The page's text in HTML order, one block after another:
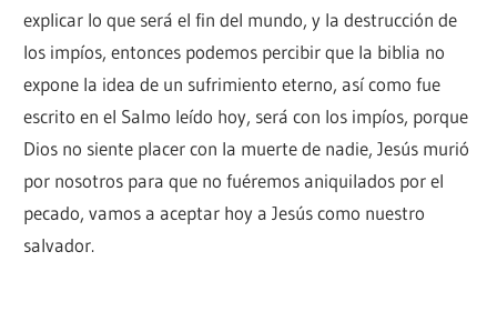
explicar lo que será el fin del mundo, y la destrucción de
los impíos, entonces podemos percibir que la biblia no
expone la idea de un sufrimiento eterno, así como fue
escrito en el Salmo leído hoy, será con los impíos, porque
Dios no siente placer con la muerte de nadie, Jesús murió
por nosotros para que no fuéremos aniquilados por el
pecado, vamos a aceptar hoy a Jesús como nuestro
salvador.